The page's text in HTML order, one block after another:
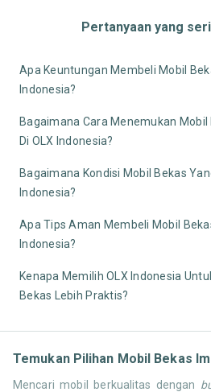
Pertanyaan yang
Apa Keuntungan Membeli Mobil
Indonesia?
Bagaimana Cara Menemukan Mobil
Di OLX Indonesia?
Bagaimana Kondisi Mobil Bekas
Indonesia?
Apa Tips Aman Membeli Mobil
Indonesia?
Kenapa Memilih OLX Indonesia
Bekas Lebih Praktis?
Temukan Pilihan Mobil Bekas
Mencari mobil berkualitas dengan